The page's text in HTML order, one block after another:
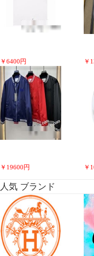
￥ 6400 円 ￥
￥ 19600 円 ￥
人気 ブランド